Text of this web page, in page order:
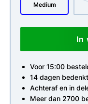
Medium
In
Voor 15:00
14 dagen
Achteraf en in
Meer dan 2700